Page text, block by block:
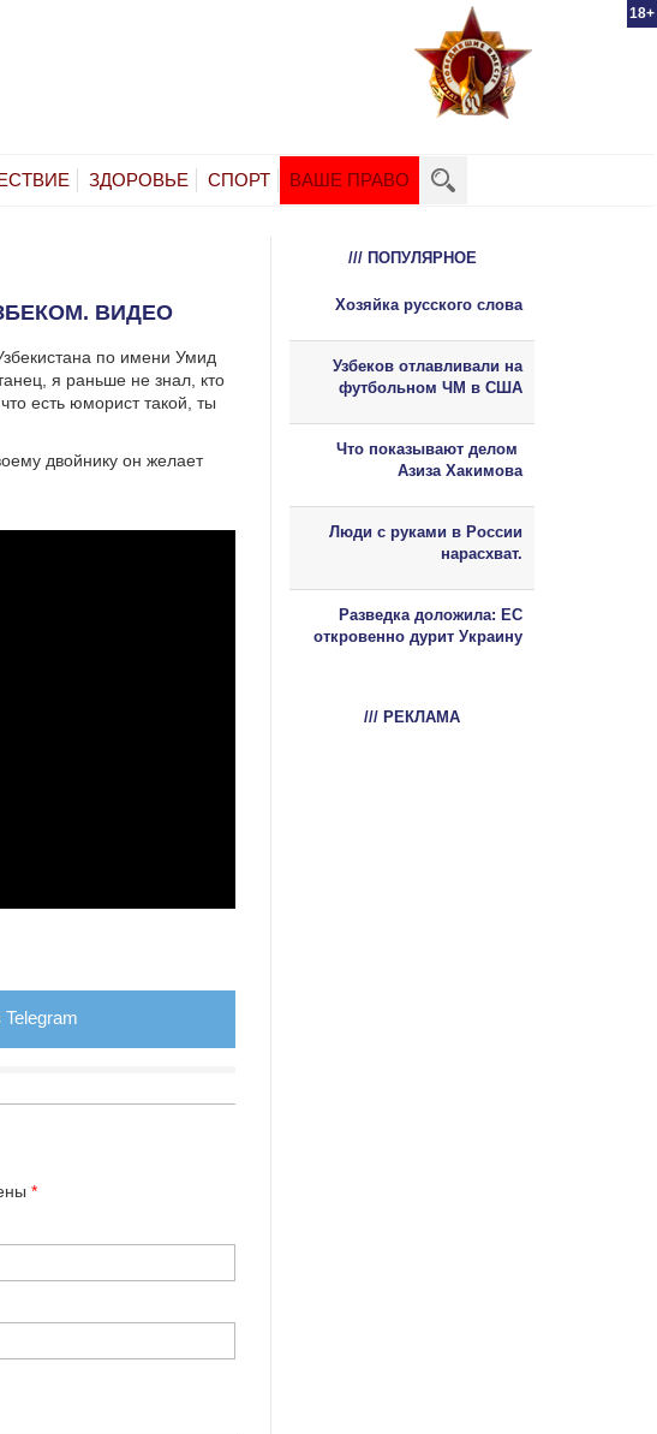
18+
ЗДОРОВЬЕ СПОРТ ВАШЕ ПРАВО
ВИДЕО
по имени Умид
я раньше не знал, кто
есть юморист такой, ты
двойнику он желает
*
/// ПОПУЛЯРНОЕ
Хозяйка русского слова
Узбеков отлавливали на
футбольном ЧМ в США
Что показывают делом
Азиза Хакимова
Люди с руками в России
нарасхват.
Разведка доложила: ЕС
откровенно дурит Украину
/// РЕКЛАМА